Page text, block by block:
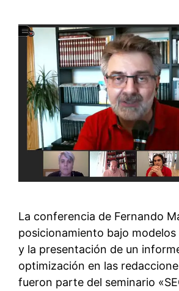
La conferencia de Fernando
posicionamiento bajo
y la presentación de un
optimización en las
fueron parte del seminario